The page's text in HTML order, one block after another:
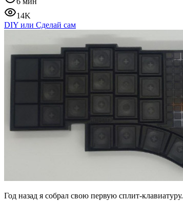
14K
DIY или Сделай сам
Год назад я собрал свою первую сплит-клавиатуру.